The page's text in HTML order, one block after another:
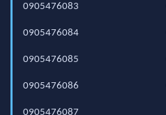
0905476083
0905476084
0905476085
0905476086
0905476087